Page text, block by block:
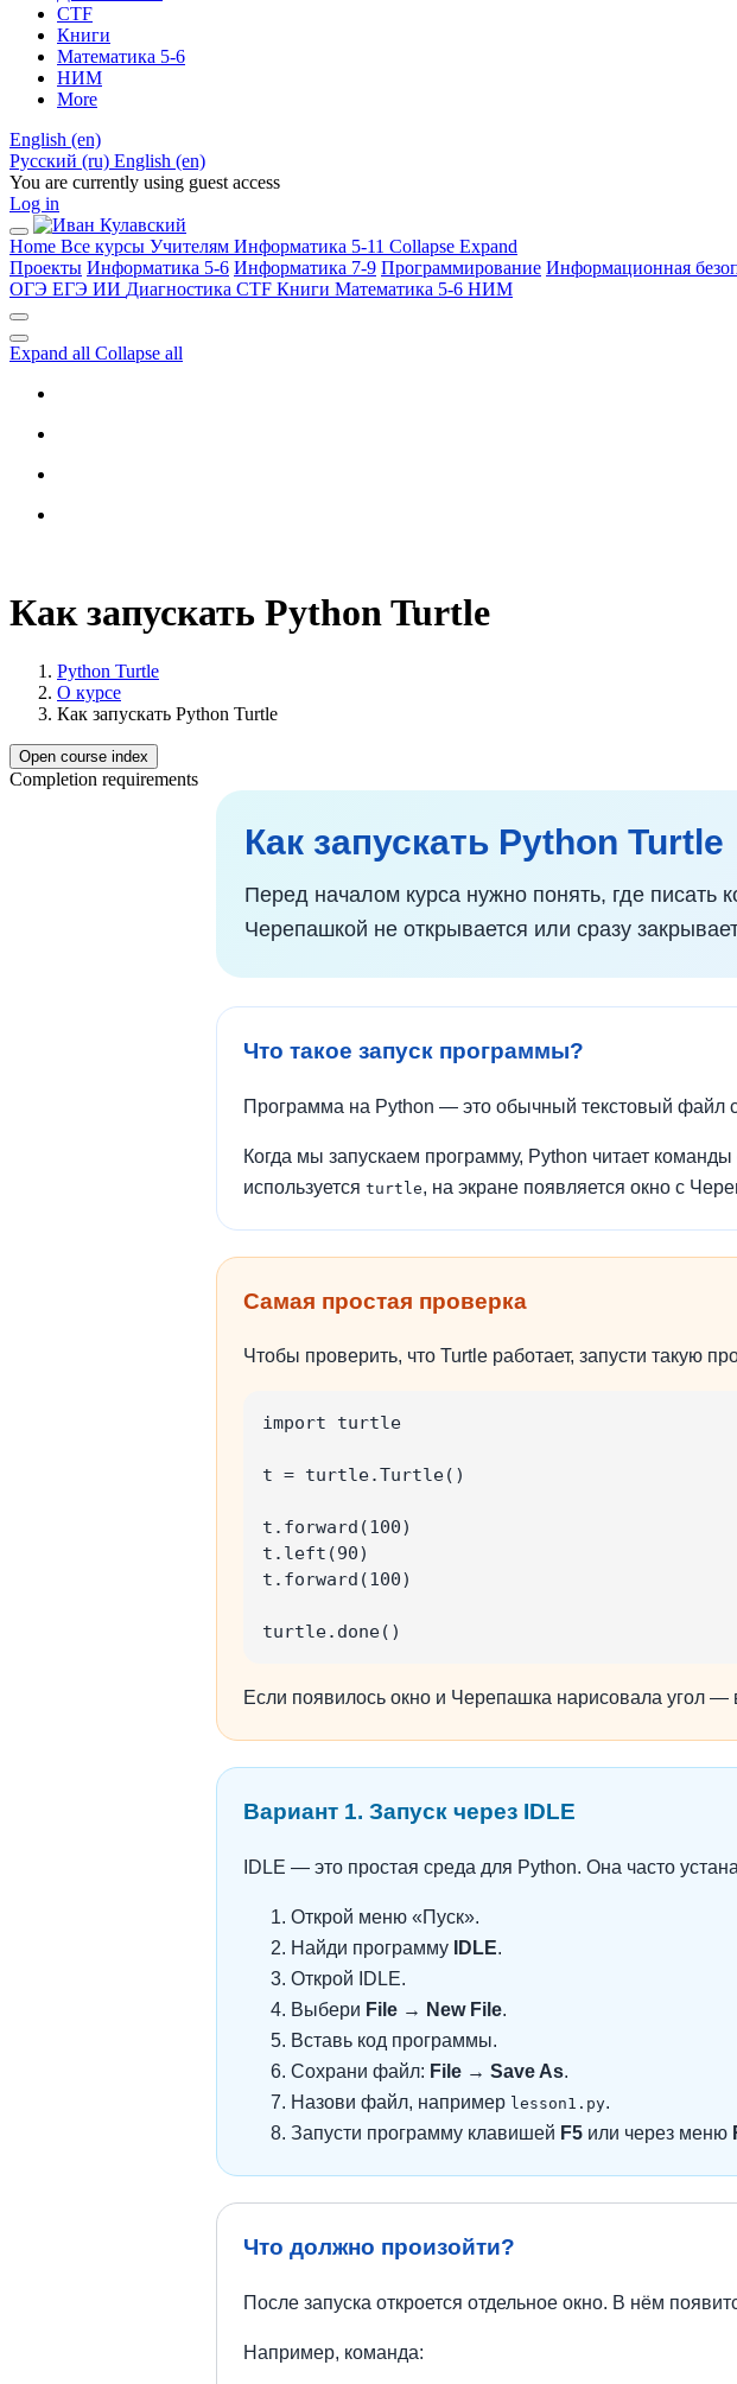
CTF
Книги
Математика 5-6
НИМ
More
English ‎(en)‎
Русский ‎(ru)‎ English ‎(en)‎
You are currently using guest access
Log in
Home Все курсы Учителям Информатика 5-11 Collapse Expand
Проекты Информатика 5-6 Информатика 7-9 Программирование Информационная
ОГЭ ЕГЭ ИИ Диагностика CTF Книги Математика 5-6 НИМ
Expand all Collapse all
Как запускать Python Turtle
Python Turtle
О курсе
Как запускать Python Turtle
Open course index
Completion requirements
Как запускать Python Turtle
Перед началом курса нужно понять, где писать
Черепашкой не открывается или сразу
Что такое запуск программы?
Программа на Python — это обычный текстовый
Когда мы запускаем программу, Python читает
используется turtle, на экране появляется окно с
Самая простая проверка
Чтобы проверить, что Turtle работает, запусти такую
import turtle
t = turtle.Turtle()
t.forward(100)
t.left(90)
t.forward(100)
turtle.done()
Если появилось окно и Черепашка нарисовала угол —
Вариант 1. Запуск через IDLE
IDLE — это простая среда для Python. Она часто
Открой меню «Пуск».
Найди программу
IDLE.
Открой IDLE.
Выбери File → New File.
Вставь код программы.
Сохрани файл: File → Save As.
Назови файл, например lesson1.py.
Запусти программу клавишей F5 или через меню
Что должно произойти?
После запуска откроется отдельное окно. В нём
Например, команда: